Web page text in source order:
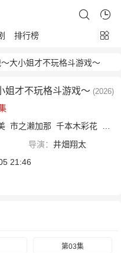
排行榜
大小姐才不玩格斗游戏～
姐才不玩格斗游戏～ (2026)
市之濑加那 千本木彩花
下地
导演： 井畑翔太
21:46
第03集